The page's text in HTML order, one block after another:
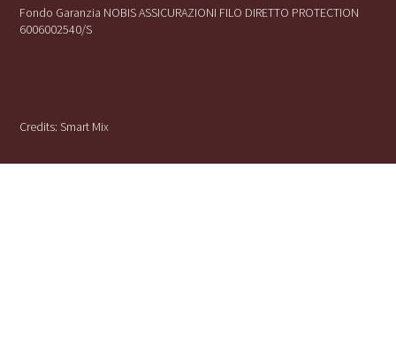
Fondo Garanzia NOBIS ASSICURAZIONI FILO DIRETTO PROTECTION
6006002540/S
Credits:Smart Mix